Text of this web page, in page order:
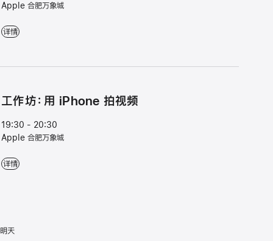
Apple 合肥万象城
工⁠作⁠坊⁠：在 iPad 上用 Apple Pencil 绘⁠画 - 15:15 - 16:15 - Apple 合肥万象
详情
工⁠作⁠坊⁠：用 iPhone 拍视⁠频
19:30 - 20:30
Apple 合肥万象城
工⁠作⁠坊⁠：用 iPhone 拍视⁠频 - 19:30 - 20:30 - Apple 合肥万象城
详情
明天